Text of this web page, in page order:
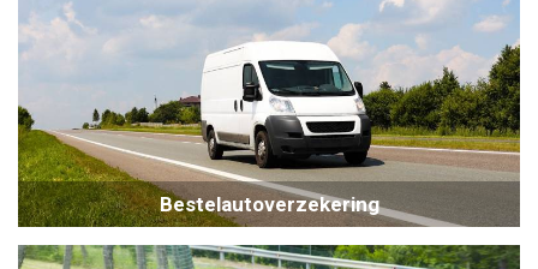
Bestelautoverzekering